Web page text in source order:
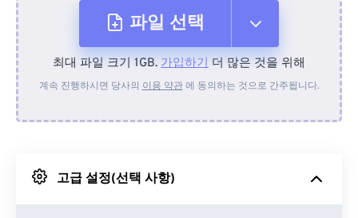
파일 선택
장치에서
Google 드라이브에서
최대 파일 크기 1GB. 가입하기 더 많은 것을 위해
계속 진행하시면 당사의 이용 약관에 동의하는 것으로 간주됩니다.
고급 설정(선택 사항)